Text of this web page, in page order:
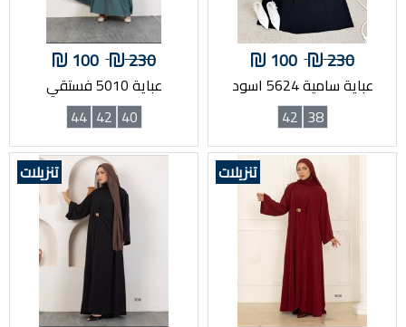
230
100
عباية سامية 5624 اسود
38
42
230
100
عباية 5010 فستقي
40
42
44
تنزيلات تنزيلات